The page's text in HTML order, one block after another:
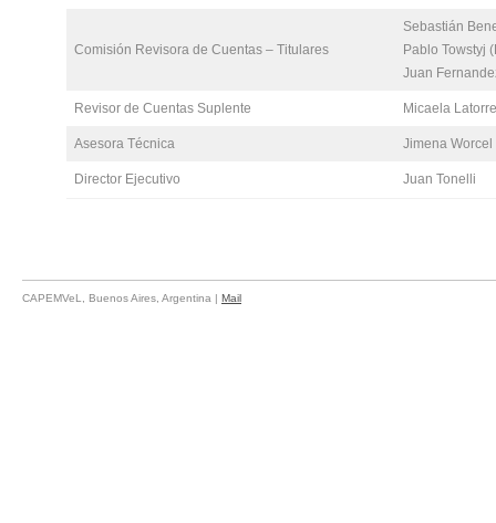
Comisión Revisora de Cuentas – Titulares
Sebastián
Pablo Towstyj
Juan
Revisor de Cuentas Suplente Micaela
Asesora Técnica Jimena Worcel
Director Ejecutivo Juan Tonelli
CAPEMVeL, Buenos Aires, Argentina | Mail